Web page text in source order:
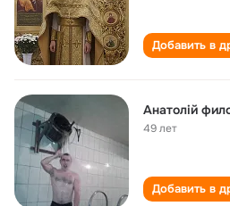
Добавить в
49 лет
Добавить в